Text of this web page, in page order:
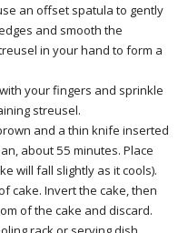
an offset spatula to gently
and smooth the
in your hand to form a
your fingers and sprinkle
streusel.
and a thin knife inserted
about 55 minutes. Place
will fall slightly as it cools).
cake. Invert the cake, then
of the cake and discard.